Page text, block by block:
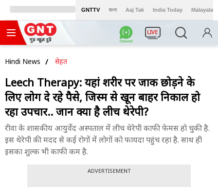
GNTTV বাংলা Aaj Tak India Today Malayalam
LIVE
Hindi News सेहत
Leech Therapy: यहां शरीर पर जोंक छोड़ने के
लिए लोग दे रहे पैसे, जिस्म से खून बाहर निकाल हो
रहा उपचार.. जानें क्या है लीच थेरेपी?
रीवा के शासकीय आयुर्वेद अस्पताल में लीच थेरेपी काफी फेमस हो चुकी है.
इस थेरेपी की मदद से कई रोगों में लोगों को फायदा पहुंच रहा है. साथ ही
इसका शुल्क भी काफी कम है.
ADVERTISEMENT